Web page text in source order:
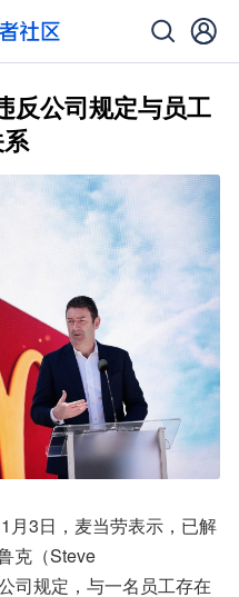
反公司规定与员工
月3日，麦当劳表示，已解
克（Steve
司规定，与一名员工存在